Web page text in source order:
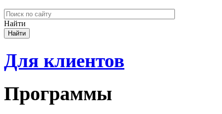
Найти
Для клиентов
Программы